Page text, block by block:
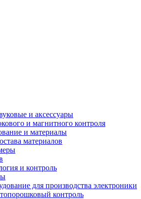
и аксессуары
и магнитного контроля
и материалы
материалов
и контроль
для производства электроники
контроль